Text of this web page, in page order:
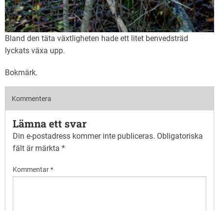
Bland den täta växtligheten hade ett litet benvedsträd
lyckats växa upp.
Bokmärk.
Kommentera
Lämna ett svar
Din e-postadress kommer inte publiceras. Obligatoriska
fält är märkta *
Kommentar*